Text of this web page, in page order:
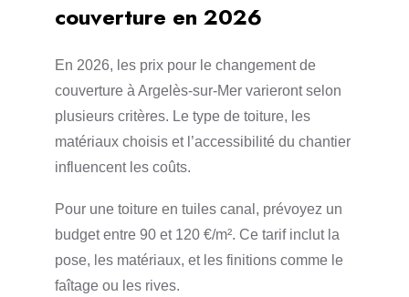
couverture en 2026
En 2026, les prix pour le changement de
couverture à Argelès-sur-Mer varieront selon
plusieurs critères. Le type de toiture, les
matériaux choisis et l’accessibilité du chantier
influencent les coûts.
Pour une toiture en tuiles canal, prévoyez un
budget entre 90 et 120 €/m². Ce tarif inclut la
pose, les matériaux, et les finitions comme le
faîtage ou les rives.